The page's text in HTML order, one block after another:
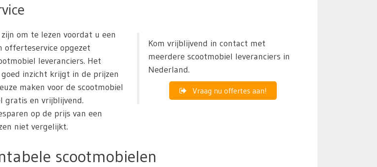
Kom vrijblijvend in contact met
meerdere scootmobiel leveranciers in
Nederland.
Vraag nu offertes aan!
om te lezen voordat u een
offerteservice opgezet
leveranciers. Het
inzicht krijgt in de prijzen
maken voor de scootmobiel
gratis en vrijblijvend.
op de prijs van een
niet vergelijkt.
scootmobielen